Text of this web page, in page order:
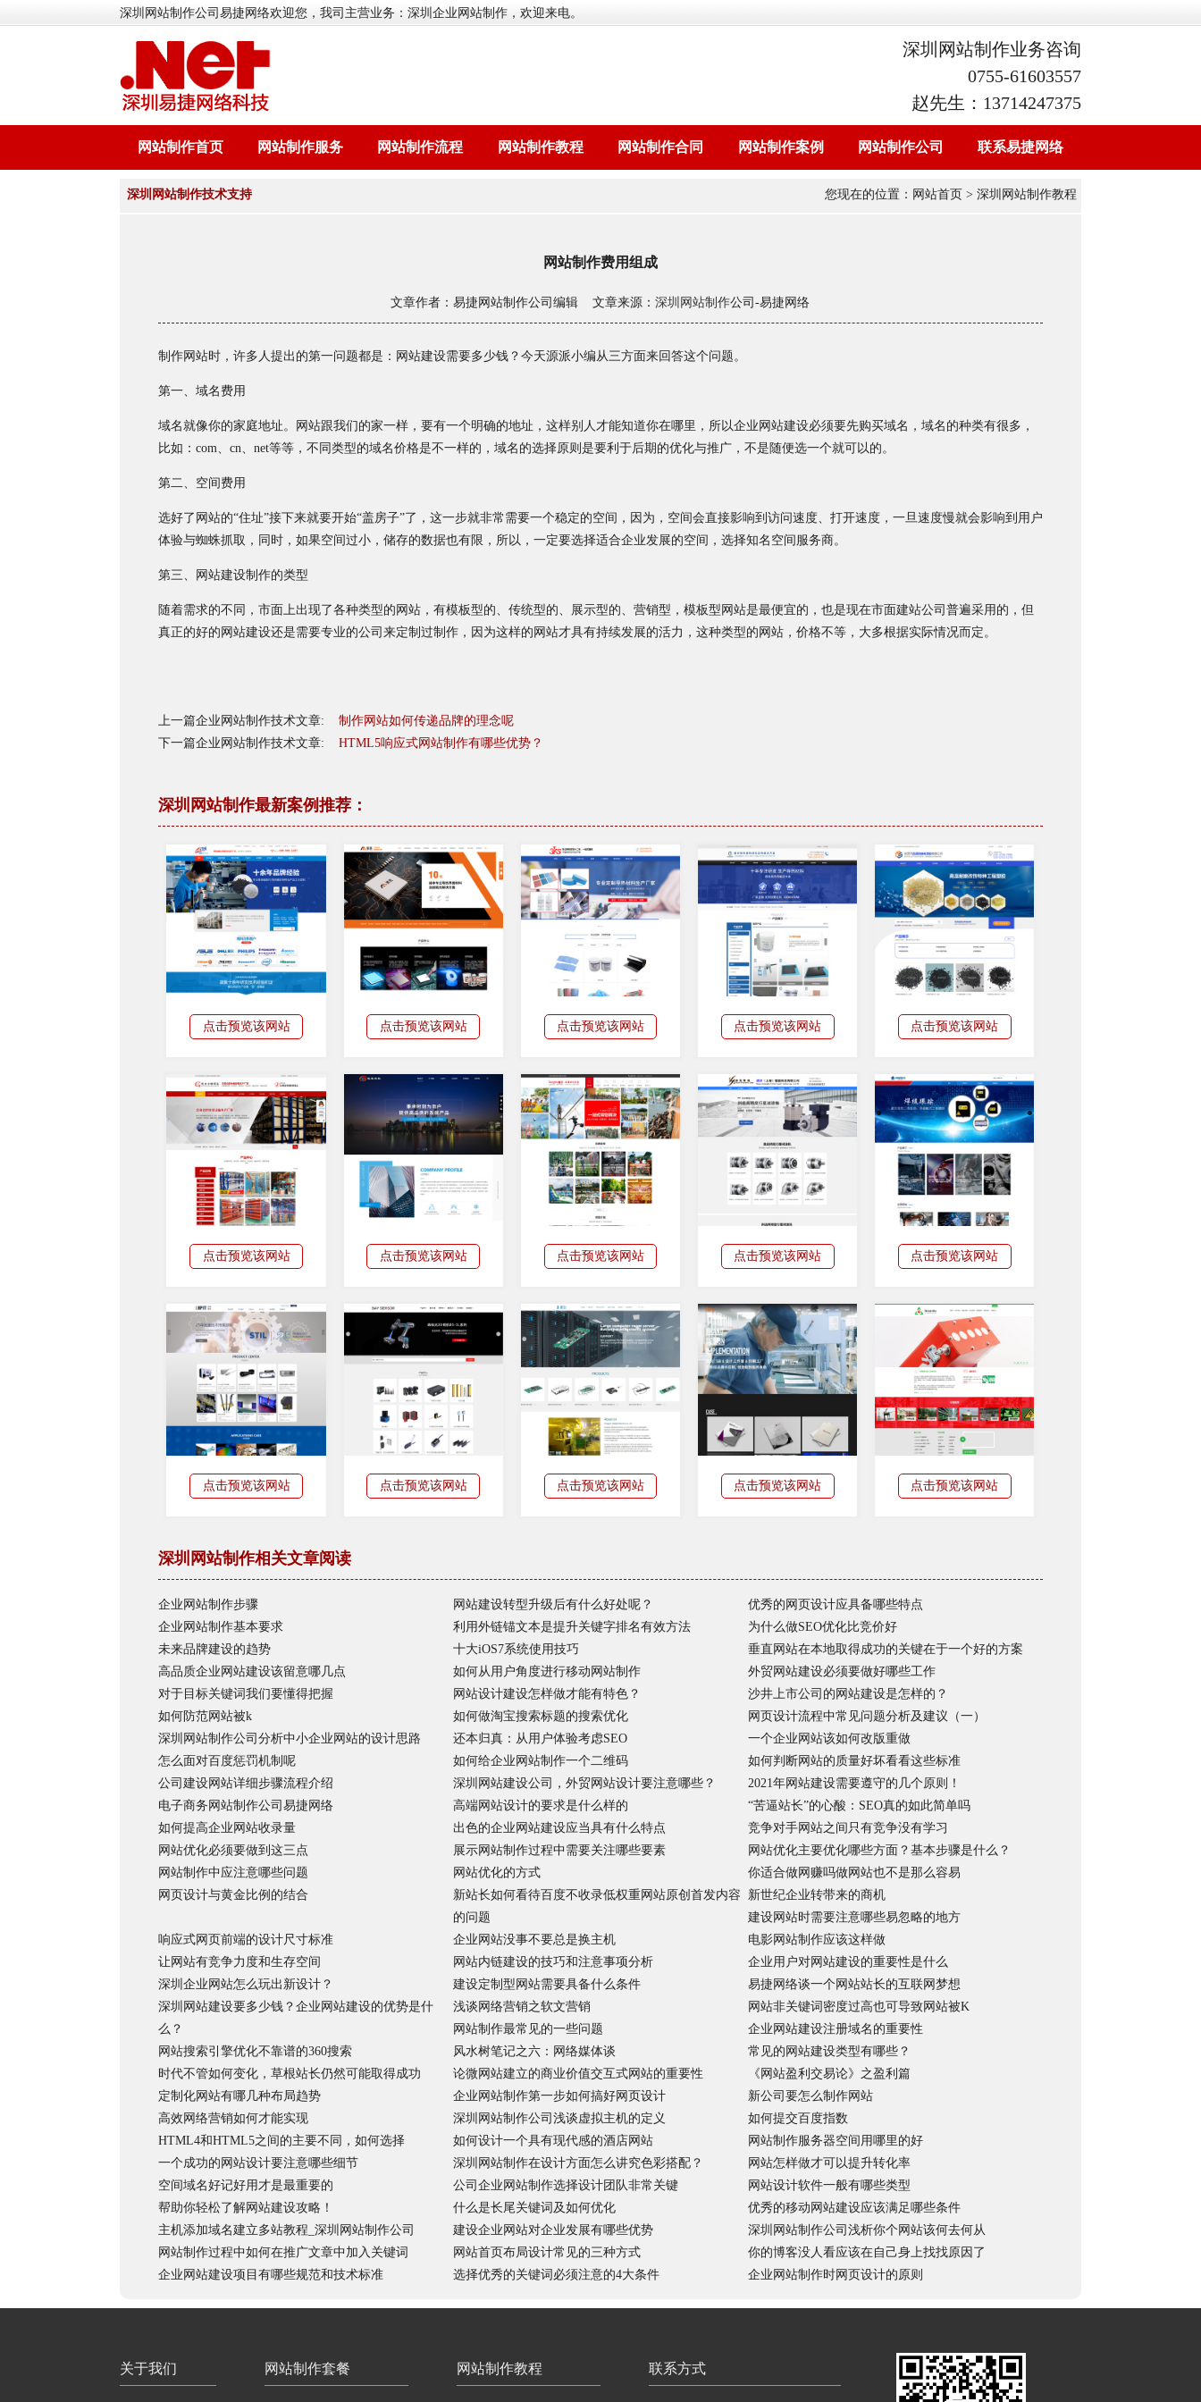
深圳网站制作公司易捷网络欢迎您，我司主营业务：深圳企业网站制作，欢迎来电。
深圳网站制作业务咨询
0755-61603557
赵先生：13714247375
网站制作首页 网站制作服务 网站制作流程 网站制作教程 网站制作合同 网站制作案例 网站制作公司 联系易捷网络
深圳网站制作技术支持 您现在的位置： 网站首页 > 深圳网站制作教程
网站制作费用组成
文章作者：易捷网站制作公司编辑 文章来源：深圳网站制作公司-易捷网络
制作网站时，许多人提出的第一问题都是：网站建设需要多少钱？今天源派小编从三方面来回答这个问题。
第一、域名费用
域名就像你的家庭地址。网站跟我们的家一样，要有一个明确的地址，这样别人才能知道你在哪里，所以企业网站建设必须要先购买域名，域名的种类有很多，
比如：com、cn、net等等，不同类型的域名价格是不一样的，域名的选择原则是要利于后期的优化与推广，不是随便选一个就可以的。
第二、空间费用
选好了网站的“住址”接下来就要开始“盖房子”了，这一步就非常需要一个稳定的空间，因为，空间会直接影响到访问速度、打开速度，一旦速度慢就会影响到用户
体验与蜘蛛抓取，同时，如果空间过小，储存的数据也有限，所以，一定要选择适合企业发展的空间，选择知名空间服务商。
第三、网站建设制作的类型
随着需求的不同，市面上出现了各种类型的网站，有模板型的、传统型的、展示型的、营销型，模板型网站是最便宜的，也是现在市面建站公司普遍采用的，但
真正的好的网站建设还是需要专业的公司来定制过制作，因为这样的网站才具有持续发展的活力，这种类型的网站，价格不等，大多根据实际情况而定。
上一篇企业网站制作技术文章: 制作网站如何传递品牌的理念呢
下一篇企业网站制作技术文章: HTML5响应式网站制作有哪些优势？
深圳网站制作最新案例推荐：
点击预览该网站 点击预览该网站 点击预览该网站 点击预览该网站 点击预览该网站
点击预览该网站 点击预览该网站 点击预览该网站 点击预览该网站 点击预览该网站
点击预览该网站 点击预览该网站 点击预览该网站 点击预览该网站 点击预览该网站
深圳网站制作相关文章阅读
企业网站制作步骤 网站建设转型升级后有什么好处呢？
优秀的网页设计应具备哪些特点
企业网站制作基本要求
利用外链锚文本是提升关键字排名有效方法
为什么做SEO优化比竞价好
未来品牌建设的趋势
十大iOS7系统使用技巧
垂直网站在本地取得成功的关键在于一个好的方案
高品质企业网站建设该留意哪几点
如何从用户角度进行移动网站制作
外贸网站建设必须要做好哪些工作
对于目标关键词我们要懂得把握
网站设计建设怎样做才能有特色？
沙井上市公司的网站建设是怎样的？
如何防范网站被k
如何做淘宝搜索标题的搜索优化
网页设计流程中常见问题分析及建议（一）
深圳网站制作公司分析中小企业网站的设计思路
还本归真：从用户体验考虑SEO
一个企业网站该如何改版重做
怎么面对百度惩罚机制呢
如何给企业网站制作一个二维码
如何判断网站的质量好坏看看这些标准
公司建设网站详细步骤流程介绍
深圳网站建设公司，外贸网站设计要注意哪些？
2021年网站建设需要遵守的几个原则！
电子商务网站制作公司易捷网络
高端网站设计的要求是什么样的
“苦逼站长”的心酸：SEO真的如此简单吗
如何提高企业网站收录量
出色的企业网站建设应当具有什么特点
竞争对手网站之间只有竞争没有学习
网站优化必须要做到这三点
展示网站制作过程中需要关注哪些要素
网站优化主要优化哪些方面？基本步骤是什么？
网站制作中应注意哪些问题
网站优化的方式
你适合做网赚吗做网站也不是那么容易
网页设计与黄金比例的结合
新站长如何看待百度不收录低权重网站原创首发内容
的问题
新世纪企业转带来的商机
建设网站时需要注意哪些易忽略的地方
响应式网页前端的设计尺寸标准
企业网站没事不要总是换主机
电影网站制作应该这样做
让网站有竞争力度和生存空间
网站内链建设的技巧和注意事项分析
企业用户对网站建设的重要性是什么
深圳企业网站怎么玩出新设计？
建设定制型网站需要具备什么条件
易捷网络谈一个网站站长的互联网梦想
深圳网站建设要多少钱？企业网站建设的优势是什
么？
浅谈网络营销之软文营销
网站非关键词密度过高也可导致网站被K
网站制作最常见的一些问题
企业网站建设注册域名的重要性
网站搜索引擎优化不靠谱的360搜索
风水树笔记之六：网络媒体谈
常见的网站建设类型有哪些？
时代不管如何变化，草根站长仍然可能取得成功
论微网站建立的商业价值交互式网站的重要性
《网站盈利交易论》之盈利篇
定制化网站有哪几种布局趋势
企业网站制作第一步如何搞好网页设计
新公司要怎么制作网站
高效网络营销如何才能实现
深圳网站制作公司浅谈虚拟主机的定义
如何提交百度指数
HTML4和HTML5之间的主要不同，如何选择
如何设计一个具有现代感的酒店网站
网站制作服务器空间用哪里的好
一个成功的网站设计要注意哪些细节
深圳网站制作在设计方面怎么讲究色彩搭配？
网站怎样做才可以提升转化率
空间域名好记好用才是最重要的
公司企业网站制作选择设计团队非常关键
网站设计软件一般有哪些类型
帮助你轻松了解网站建设攻略！
什么是长尾关键词及如何优化
优秀的移动网站建设应该满足哪些条件
主机添加域名建立多站教程_深圳网站制作公司
建设企业网站对企业发展有哪些优势
深圳网站制作公司浅析你个网站该何去何从
网站制作过程中如何在推广文章中加入关键词
网站首页布局设计常见的三种方式
你的博客没人看应该在自己身上找找原因了
企业网站建设项目有哪些规范和技术标准
选择优秀的关键词必须注意的4大条件 企业网站制作时网页设计的原则
关于我们 网站制作套餐 网站制作教程 联系方式